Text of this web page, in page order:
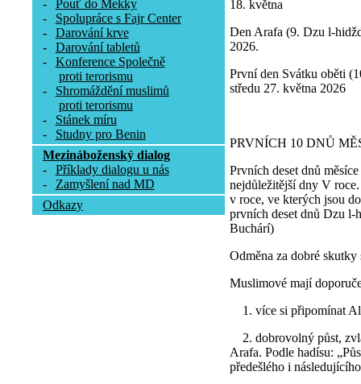
-
Pouť do Mekky
-
Spolupráce s Fajr Center
-
Darování krve
-
Darování tabletů
-
Konference Společně
proti terorismu
-
Shromáždění muslimů
proti terorismu
-
Stánek míru
-
Studny pro Benin
Mezináboženský dialog
-
Příklady dialogu u nás
-
Zamyšlení nad MD
Odkazy
18. května
Den Arafa (9. Dzu l-
2026.
První den Svátku oběti
středu 27. května 2026
PRVNÍCH 10 DNŮ
Prvních deset dnů
nejdůležitější dny V
v roce, ve kterých jsou
prvních deset dnů Dzu l-
Buchárí)
Odměna za dobré
Muslimové mají
1. více si připomínat
2. dobrovolný půst,
Arafa. Podle hadísu:
předešlého i